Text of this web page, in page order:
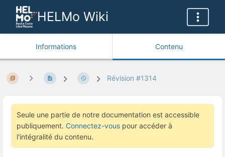
HELMo Wiki
Informations Contenu
Révision #1314
Seule une partie de notre documentation est accessible
publiquement. Connectez-vous pour accéder à
l'intégralité du contenu.